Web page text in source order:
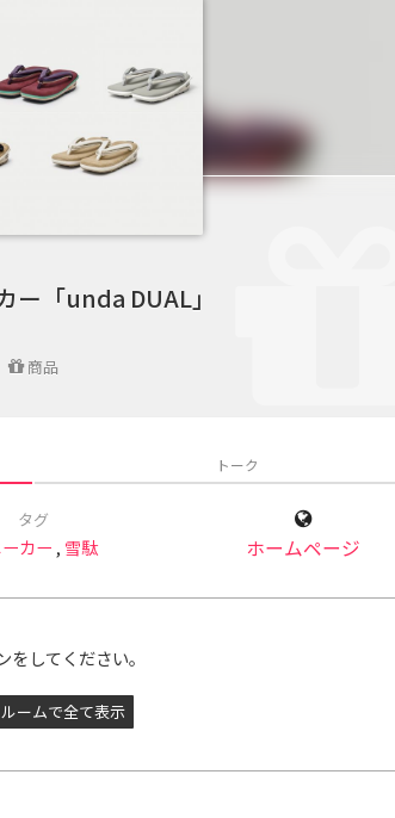
「unda DUAL」
商品
トーク
タグ
カー , 雪駄 ホームページ
してください。
ームで全て表示